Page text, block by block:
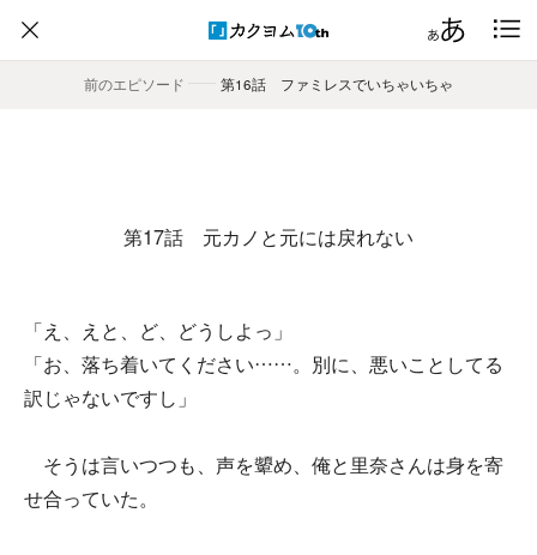
前のエピソード
―― 第16話 ファミレスでいちゃいちゃ
第17話 元カノと元には戻れない
「え、えと、ど、どうしよっ」
「お、落ち着いてください……。別に、悪いことしてる
訳じゃないですし」
そうは言いつつも、声を顰め、俺と里奈さんは身を寄
せ合っていた。